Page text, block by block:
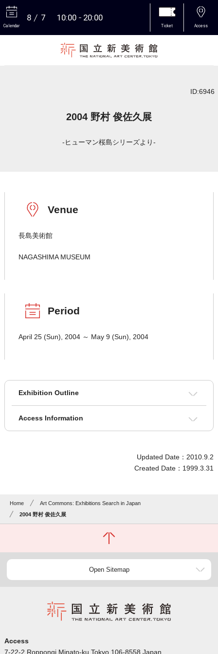
Calendar
8 7 10:00 20:00
Ticket Access
ID:6946
2004 野村 俊佐久展
-ヒューマン桜島シリーズより-
Venue
長島美術館
NAGASHIMA MUSEUM
Period
April 25 (Sun), 2004 ～ May 9 (Sun), 2004
Exhibition Outline
Access Information
Updated Date：2010.9.2
Created Date：1999.3.31
Home
Art Commons: Exhibitions Search in Japan
2004 野村 俊佐久展
Open Sitemap
Access
7-22-2 Roppongi Minato-ku Tokyo 106-8558 Japan